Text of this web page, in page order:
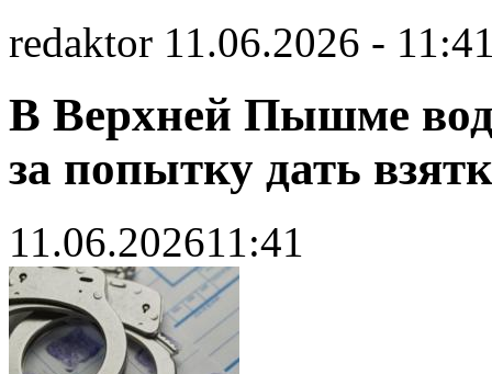
redaktor 11.06.2026 -
В Верхней Пышме
за попытку дать
11.06.202611:41